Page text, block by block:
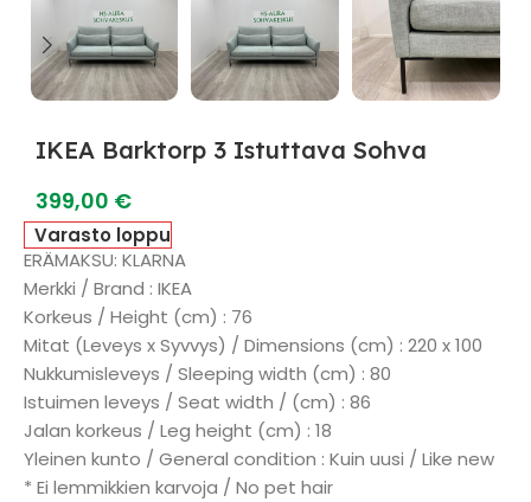
IKEA Barktorp 3 Istuttava Sohva
399,00 €
Varasto loppu
ERÄMAKSU: KLARNA
Merkki / Brand : IKEA
Korkeus / Height (cm) : 76
Mitat (Leveys x Syvvys) / Dimensions (cm) : 220 x 100
Nukkumisleveys / Sleeping width (cm) : 80
Istuimen leveys / Seat width / (cm) : 86
Jalan korkeus / Leg height (cm) : 18
Yleinen kunto / General condition : Kuin uusi / Like new
* Ei lemmikkien karvoja / No pet hair